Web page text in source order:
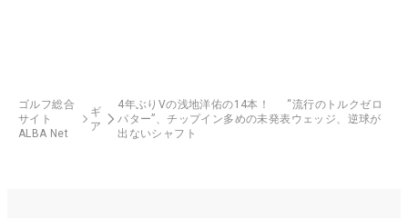
ゴルフ総合
サイト
ALBA Net
ギ
ア
4年ぶりVの浅地洋佑の14本！ “流行のトルクゼロ
パター”、チップイン多めの未発表ウェッジ、逆球が
出ないシャフト